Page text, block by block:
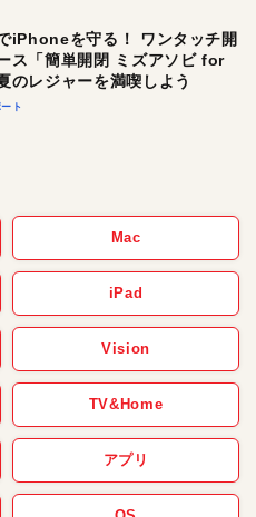
iPhoneを守る！ ワンタッチ開
ス「簡単開閉 ミズアソビ for
のレジャーを満喫しよう
ト
Mac
iPad
Vision
TV&Home
アプリ